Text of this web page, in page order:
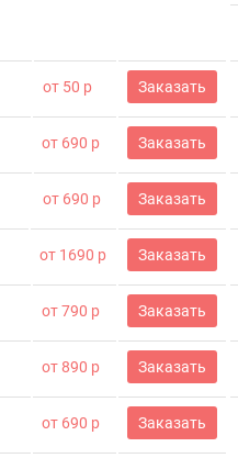
от 50 р Заказать
от 690 р Заказать
от 690 р Заказать
от 1690 р Заказать
от 790 р Заказать
от 890 р Заказать
от 690 р Заказать